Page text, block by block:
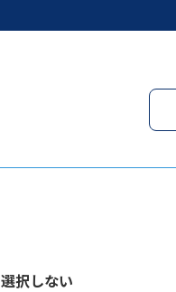
択しない